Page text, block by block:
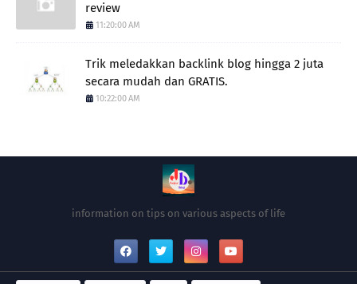
review
11:20:00 AM
Trik meledakkan backlink blog hingga 2 juta
secara mudah dan GRATIS.
10:22:00 AM
information on tips on various aspects of life